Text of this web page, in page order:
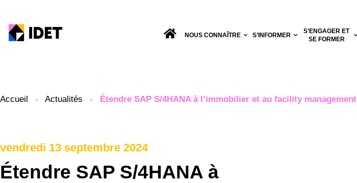
NOUS CONNAÎTRE S’INFORMER
S’ENGAGER ET
SE FORMER
Accueil Actualités Étendre SAP S/4HANA à l’immobilier et au facility management
vendredi 13 septembre 2024
Étendre SAP S/4HANA à